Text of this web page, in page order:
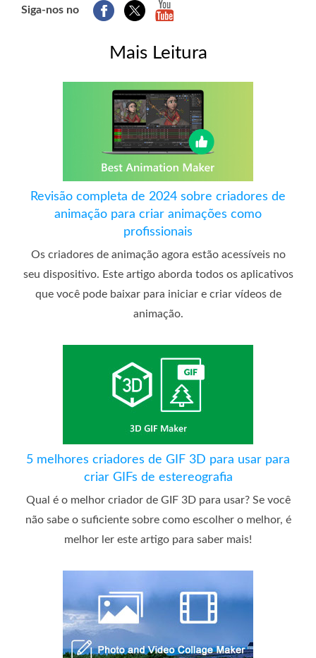
Siga-nos no
Mais Leitura
Revisão completa de 2024 sobre criadores de
animação para criar animações como
profissionais
Os criadores de animação agora estão acessíveis no
seu dispositivo. Este artigo aborda todos os aplicativos
que você pode baixar para iniciar e criar vídeos de
animação.
5 melhores criadores de GIF 3D para usar para
criar GIFs de estereografia
Qual é o melhor criador de GIF 3D para usar? Se você
não sabe o suficiente sobre como escolher o melhor, é
melhor ler este artigo para saber mais!